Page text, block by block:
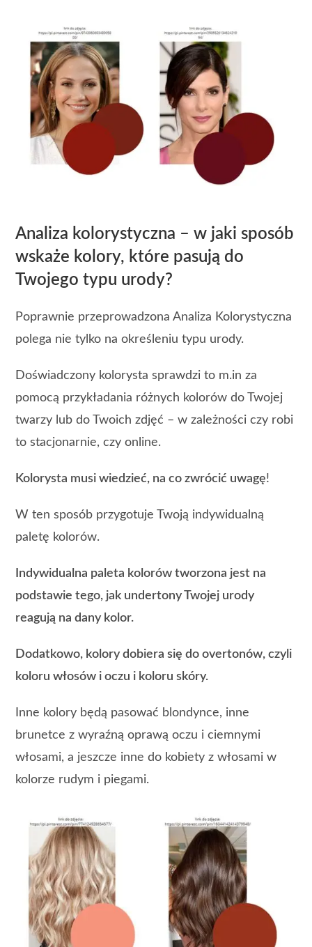
Analiza kolorystyczna – w jaki sposób
wskaże kolory, które pasują do
Twojego typu urody?
Poprawnie przeprowadzona Analiza Kolorystyczna
polega nie tylko na określeniu typu urody.
Doświadczony kolorysta sprawdzi to m.in za
pomocą przykładania różnych kolorów do Twojej
twarzy lub do Twoich zdjęć – w zależności czy robi
to stacjonarnie, czy online.
Kolorysta musi wiedzieć, na co zwrócić uwagę!
W ten sposób przygotuje Twoją indywidualną
paletę kolorów.
Indywidualna paleta kolorów tworzona jest na
podstawie tego, jak undertony Twojej urody
reagują na dany kolor.
Dodatkowo, kolory dobiera się do overtonów, czyli
koloru włosów i oczu i koloru skóry.
Inne kolory będą pasować blondynce, inne
brunetce z wyraźną oprawą oczu i ciemnymi
włosami, a jeszcze inne do kobiety z włosami w
kolorze rudym i piegami.